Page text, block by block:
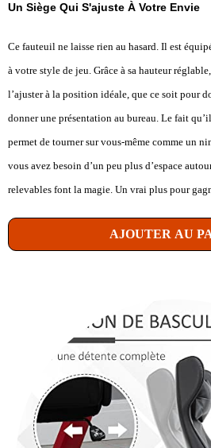
Un Siège Qui S'ajuste À Votre Envie
Ce fauteuil ne laisse rien au hasard. Il est
à votre style de jeu. Grâce à sa hauteur
l’ajuster à la position idéale, que ce soit pour
donner une présentation au bureau. Le fait
permet de tourner sur vous-même comme un
vous avez besoin d’un peu plus d’espace
relevables font la magie. Un vrai plus pour
AJOUTER AU